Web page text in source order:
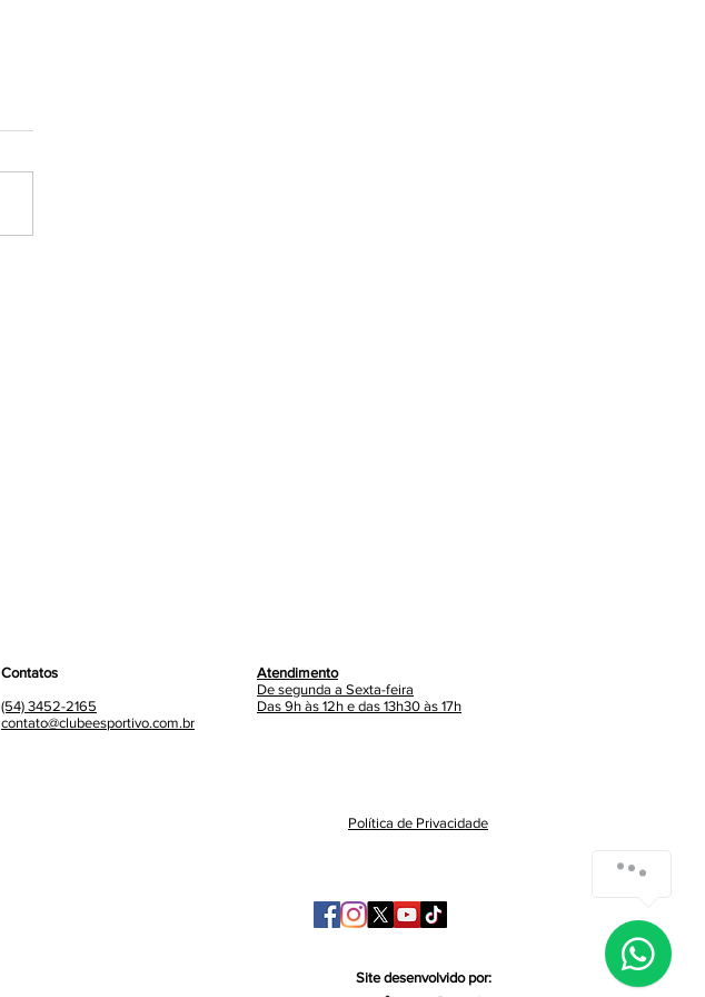
Contatos
(54) 3452-2165
contato@clubeesportivo.com.br
Atendimento
De segunda a Sexta-feira
Das 9h às 12h e das 13h30 às 17h
Política de Privacidade
Site desenvolvido por: